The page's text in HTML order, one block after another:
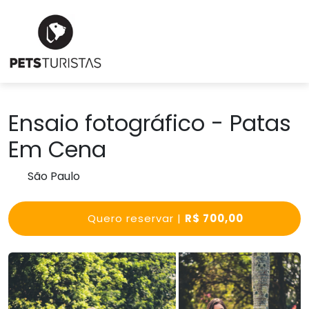
Ensaio fotográfico - Patas
Em Cena
São Paulo
Quero reservar | R$ 700,00